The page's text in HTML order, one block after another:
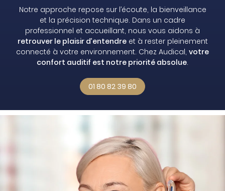
Notre approche repose sur l’écoute, la bienveillance
et la précision technique. Dans un cadre
professionnel et accueillant, nous vous aidons à
retrouver le plaisir d’entendreet à rester pleinement
connecté à votre environnement. Chez Audical, votre
confort auditif est notre priorité absolue.
01 80 82 39 80